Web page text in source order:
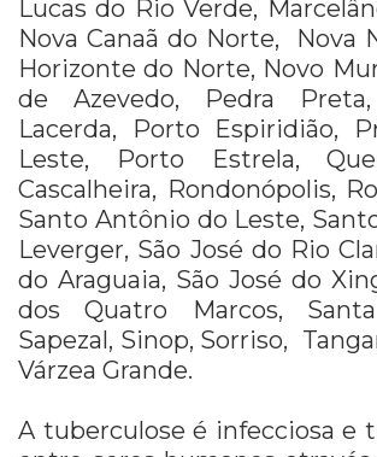
Lucas do Rio Verde,
Nova Canaã do Norte, Nova
Horizonte do Norte, Novo
de Azevedo, Pedra
Lacerda, Porto Espiridião,
Leste, Porto Estrela,
Cascalheira, Rondonópolis,
Santo Antônio do Leste,
Leverger, São José do Rio
do Araguaia, São José do
dos Quatro Marcos,
Sapezal, Sinop, Sorriso,
Várzea Grande.
A tuberculose é infecciosa e